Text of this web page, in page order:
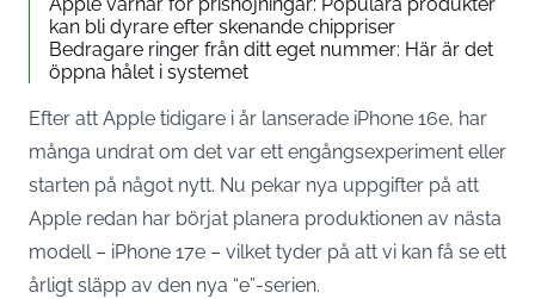
kan bli dyrare efter skenande chippriser
Bedragare ringer från ditt eget nummer: Här är det
öppna hålet i systemet
Efter att Apple tidigare i år lanserade iPhone 16e, har
många undrat om det var ett engångsexperiment eller
starten på något nytt. Nu pekar nya uppgifter på att
Apple redan har börjat planera produktionen av nästa
modell – iPhone 17e – vilket tyder på att vi kan få se ett
årligt släpp av den nya “e”-serien.